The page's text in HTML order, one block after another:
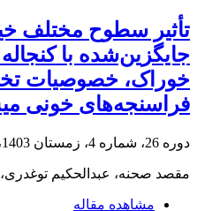
تأثیر سطوح مختلف
جایگزین‌شده با
خوراک، خصوصیات
فراسنجه‌های خونی
دوره 26، شماره 4، زمستان 1403، صفحه
مقصد صحنه، عبدالحکیم
مشاهده مقاله